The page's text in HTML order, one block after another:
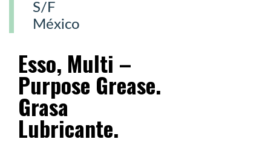
S/F
México
Esso, Multi –
Purpose Grease.
Grasa
Lubricante.